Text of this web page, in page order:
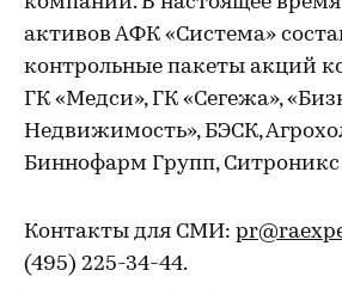
активов АФК «Система»
контрольные пакеты акций
ГК «Медси», ГК «Сегежа»,
Недвижимость», БЭСК,
Биннофарм Групп,
Контакты для СМИ:
(495) 225-34-44.